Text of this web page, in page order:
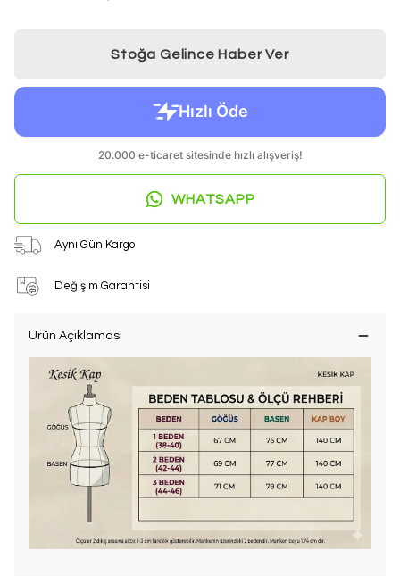
Stoğa Gelince Haber Ver
WHATSAPP
Aynı Gün Kargo
Değişim Garantisi
Ürün Açıklaması